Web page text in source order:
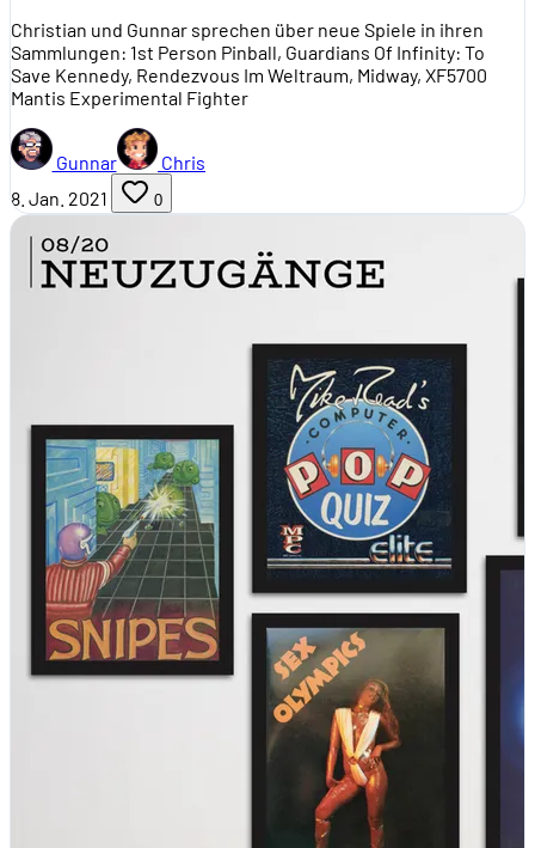
Christian und Gunnar sprechen über neue Spiele in ihren
Sammlungen: 1st Person Pinball, Guardians Of Infinity: To
Save Kennedy, Rendezvous Im Weltraum, Midway, XF5700
Mantis Experimental Fighter
Gunnar
Chris
8. Jan. 2021
0